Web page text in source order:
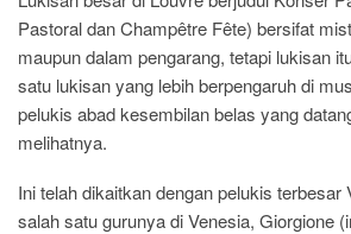
Pastoral dan Champêtre Fête) bersifat
maupun dalam pengarang, tetapi lukisan
satu lukisan yang lebih berpengaruh di
pelukis abad kesembilan belas yang
melihatnya.
Ini telah dikaitkan dengan pelukis terbesar
salah satu gurunya di Venesia, Giorgione